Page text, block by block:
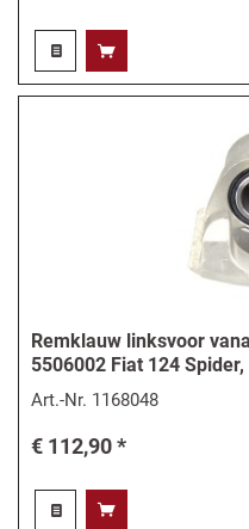
Remklauw linksvoor
5506002 Fiat 124
Art.-Nr. 1168048
€ 112,90 *